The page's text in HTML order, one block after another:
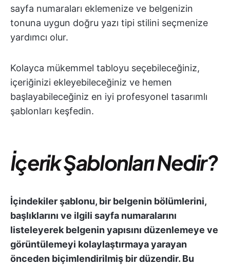
sayfa numaraları eklemenize ve belgenizin
tonuna uygun doğru yazı tipi stilini seçmenize
yardımcı olur.
Kolayca mükemmel tabloyu seçebileceğiniz,
içeriğinizi ekleyebileceğiniz ve hemen
başlayabileceğiniz en iyi profesyonel tasarımlı
şablonları keşfedin.
İçerik Şablonları Nedir?
İçindekiler şablonu, bir belgenin bölümlerini,
başlıklarını ve ilgili sayfa numaralarını
listeleyerek belgenin yapısını düzenlemeye ve
görüntülemeyi kolaylaştırmaya yarayan
önceden biçimlendirilmiş bir düzendir. Bu